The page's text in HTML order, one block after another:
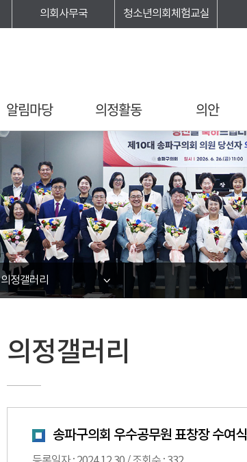
의회사무국 청소년의회체험교실
알림마당 의정활동 의안
의정갤러리
의정갤러리
송파구의회 우수공무원 표창장 수여식